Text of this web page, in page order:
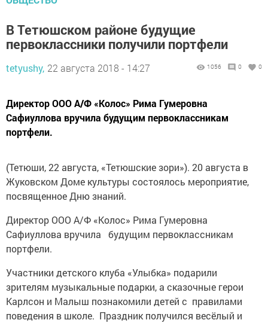
В Тетюшском районе будущие
первоклассники получили портфели
tetyushy, 22 августа 2018 - 14:27 1056 0 0
Директор ООО А/Ф «Колос» Рима Гумеровна
Сафиуллова вручила будущим первоклассникам
портфели.
(Тетюши, 22 августа, «Тетюшские зори»). 20 августа в
Жуковском Доме культуры состоялось мероприятие,
посвященное Дню знаний.
Директор ООО А/Ф «Колос» Рима Гумеровна
Сафиуллова вручила будущим первоклассникам
портфели.
Участники детского клуба «Улыбка» подарили
зрителям музыкальные подарки, а сказочные герои
Карлсон и Малыш познакомили детей с правилами
поведения в школе. Праздник получился весёлый и